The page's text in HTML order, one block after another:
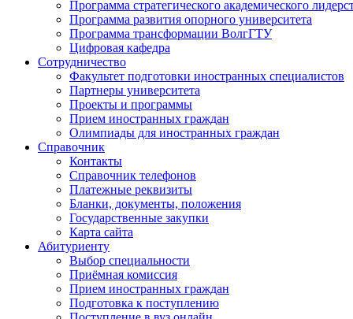
Программа стратегического академического
Программа развития опорного университета
Программа трансформации ВолгГТУ
Цифровая кафедра
Сотрудничество
Факультет подготовки иностранных специалистов
Партнеры университета
Проекты и программы
Прием иностранных граждан
Олимпиады для иностранных граждан
Справочник
Контакты
Справочник телефонов
Платежные реквизиты
Бланки, документы, положения
Государственные закупки
Карта сайта
Абитуриенту
Выбор специальности
Приёмная комиссия
Прием иностранных граждан
Подготовка к поступлению